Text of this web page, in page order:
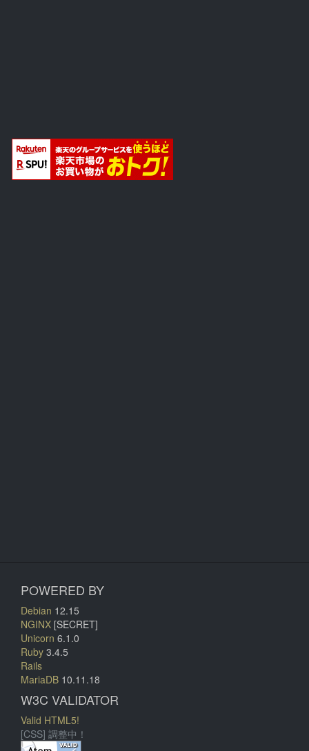
POWERED BY
Debian 12.15
NGINX [SECRET]
Unicorn 6.1.0
Ruby 3.4.5
Rails
MariaDB 10.11.18
W3C VALIDATOR
Valid HTML5!
[CSS] 調整中！